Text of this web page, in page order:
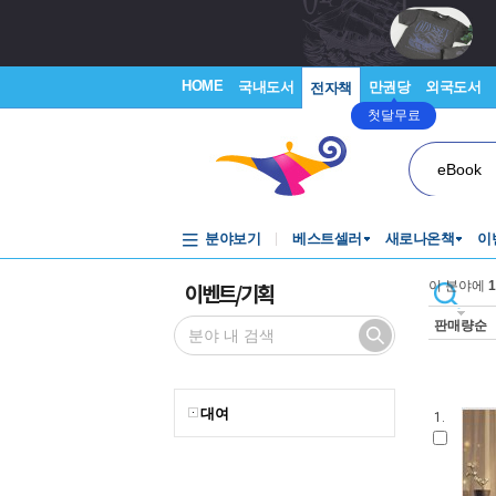
HOME 국내도서 전자책 만권당
첫달무료
외국도서
eBook
분야보기 베스트셀러 새로나온책 이
이벤트/기획
대여
이 분야에
판매량순
1.